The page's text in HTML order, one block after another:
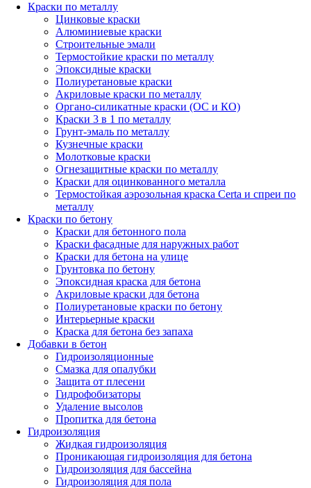
Краски по металлу
Цинковые краски
Алюминиевые краски
Строительные эмали
Термостойкие краски по металлу
Эпоксидные краски
Полиуретановые краски
Акриловые краски по металлу
Органо-силикатные краски (ОС и КО)
Краски 3 в 1 по металлу
Грунт-эмаль по металлу
Кузнечные краски
Молотковые краски
Огнезащитные краски по металлу
Краски для оцинкованного металла
Термостойкая аэрозольная краска Certa и спреи по
металлу
Краски по бетону
Краски для бетонного пола
Краски фасадные для наружных работ
Краски для бетона на улице
Грунтовка по бетону
Эпоксидная краска для бетона
Акриловые краски для бетона
Полиуретановые краски по бетону
Интерьерные краски
Краска для бетона без запаха
Добавки в бетон
Гидроизоляционные
Смазка для опалубки
Защита от плесени
Гидрофобизаторы
Удаление высолов
Пропитка для бетона
Гидроизоляция
Жидкая гидроизоляция
Проникающая гидроизоляция для бетона
Гидроизоляция для бассейна
Гидроизоляция для пола